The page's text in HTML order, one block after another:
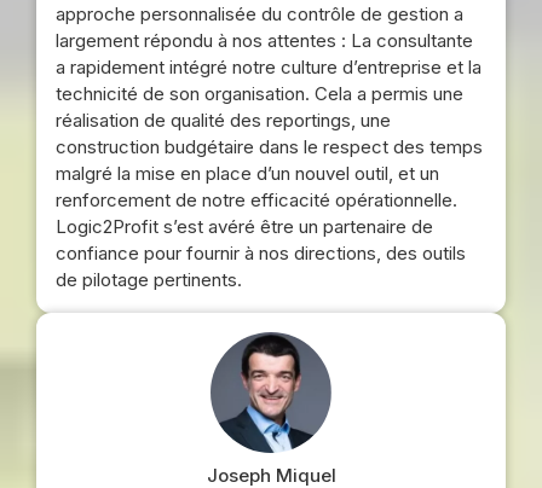
approche personnalisée du contrôle de gestion a
largement répondu à nos attentes : La consultante
a rapidement intégré notre culture d’entreprise et la
technicité de son organisation. Cela a permis une
réalisation de qualité des reportings, une
construction budgétaire dans le respect des temps
malgré la mise en place d’un nouvel outil, et un
renforcement de notre efficacité opérationnelle.
Logic2Profit s’est avéré être un partenaire de
confiance pour fournir à nos directions, des outils
de pilotage pertinents.
Joseph Miquel